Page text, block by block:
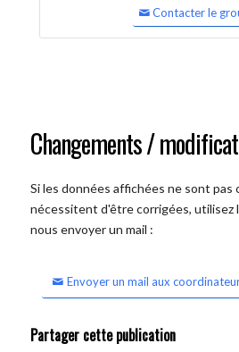
Contacter le
Changements /
Si les données affichées ne sont pas
nécessitent d'être corrigées, utilisez
nous envoyer un mail :
Envoyer un mail aux
Partager cette publication